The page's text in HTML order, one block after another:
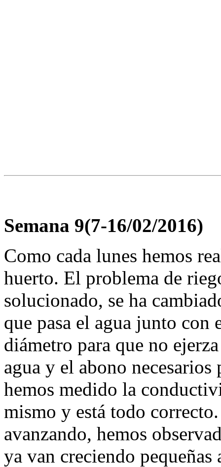
Semana 9(7-16/02/2016)
Como cada lunes hemos
huerto. El problema de
solucionado, se ha
que pasa el agua junto
diámetro para que no
agua y el abono
hemos medido la
mismo y está todo
avanzando, hemos
ya van creciendo pequeñas